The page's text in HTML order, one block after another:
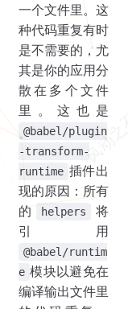
一个文件里。这
种代码重复有时
是不需要的，尤
其是你的应用分
散在多个文件
里。这也是
@babel/plugin
-transform-
runtime 插件出
现的原因：所有
的
helpers
将
引用
@babel/runtim
e 模块以避免在
编译输出文件里